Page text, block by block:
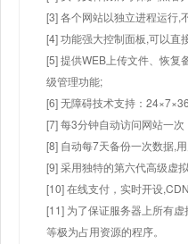
[3] 各个网站以独立进程运行,
[4] 功能强大控制面板,可以直
[5] 提供WEB上传文件、恢复
级管理功能;
[6] 无障碍技术支持：
[7] 每3分钟自动访问网站一次
[8] 自动每7天备份一次数据,
[9] 采用独特的第六代高级虚
[10] 在线支付，实时开设
[11] 为了保证服务器上所有
等极为占用资源的程序。